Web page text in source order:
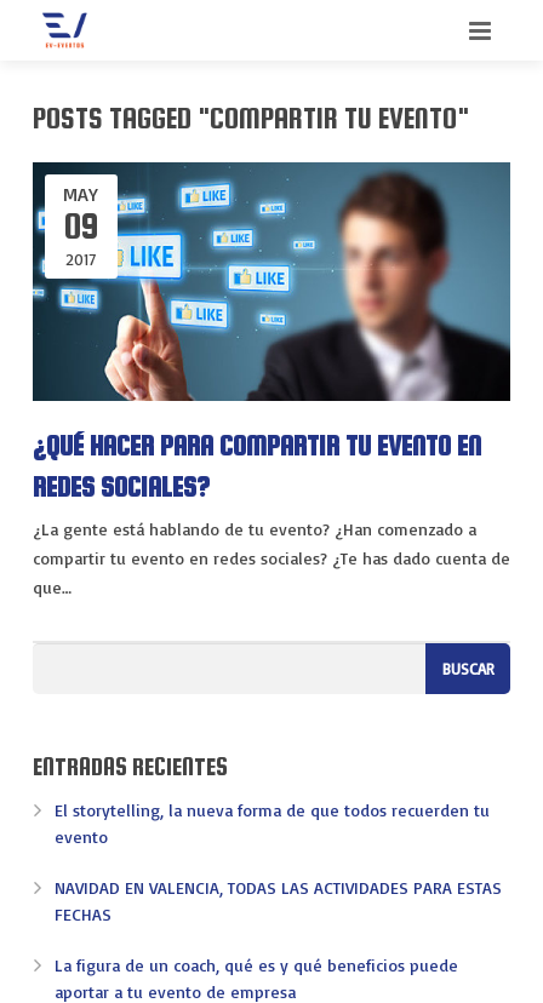
SERVICIOS
CONGRESOS
CONVENCIONES
INCENTIVOS
MEETINGS
MERCHANDISING
VIAJES
QUIENES SOMOS
CONTACTO
POSTS TAGGED "COMPARTIR TU EVENTO"
¿QUÉ HACER PARA COMPARTIR TU EVENTO EN
REDES SOCIALES?
MAY
09
2017
¿La gente está hablando de tu evento? ¿Han comenzado a
compartir tu evento en redes sociales? ¿Te has dado cuenta de
que…
ENTRADAS RECIENTES
El storytelling, la nueva forma de que todos recuerden tu
evento
NAVIDAD EN VALENCIA, TODAS LAS ACTIVIDADES PARA ESTAS
FECHAS
La figura de un coach, qué es y qué beneficios puede
aportar a tu evento de empresa